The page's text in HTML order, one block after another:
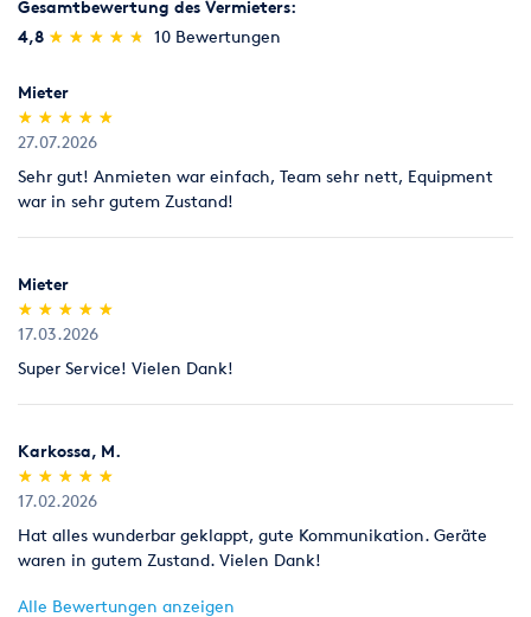
Gesamtbewertung des Vermieters:
4,8 (*)
★
★
(*) ★
★
(*) ★
★
(*) ★
★
(*) ★
★ 10 Bewertungen
Mieter
(*)
★
★
(*) ★
★
(*) ★
★
(*) ★
★
(*) ★
★
27.07.2026
Sehr gut! Anmieten war einfach, Team sehr nett, Equipment
war in sehr gutem Zustand!
Mieter
(*)
★
★
(*) ★
★
(*) ★
★
(*) ★
★
(*) ★
★
17.03.2026
Super Service! Vielen Dank!
Karkossa, M.
(*)
★
★
(*) ★
★
(*) ★
★
(*) ★
★
(*) ★
★
17.02.2026
Hat alles wunderbar geklappt, gute Kommunikation. Geräte
waren in gutem Zustand. Vielen Dank!
Alle Bewertungen anzeigen